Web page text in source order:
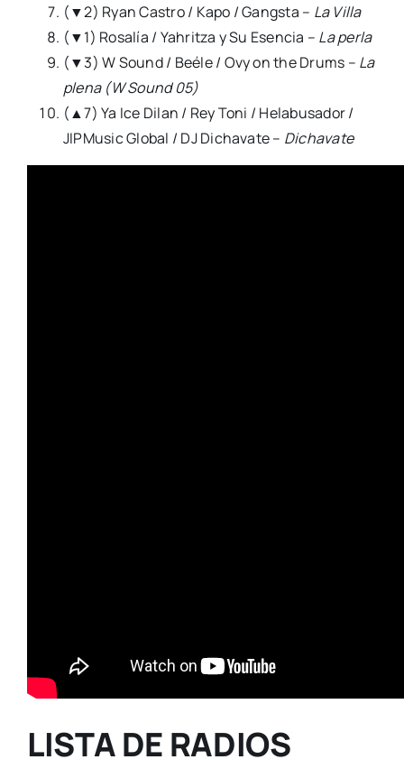
(▼2) Ryan Castro / Kapo / Gangsta – La Villa
(▼1) Rosalía / Yahritza y Su Esencia – La perla
(▼3) W Sound / Beéle / Ovy on the Drums – La
plena (W Sound 05)
(▲7) Ya Ice Dilan / Rey Toni / Helabusador /
JIPMusic Global / DJ Dichavate – Dichavate
LISTA DE RADIOS